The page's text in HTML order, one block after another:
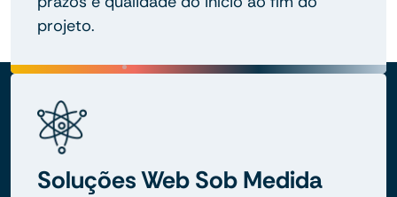
projeto.
Soluções Web Sob Medida